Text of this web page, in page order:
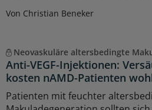
Von Christian Beneker
Neovaskuläre altersbedingte
Anti-VEGF-Injektionen:
kosten nAMD-Patienten
Patienten mit feuchter